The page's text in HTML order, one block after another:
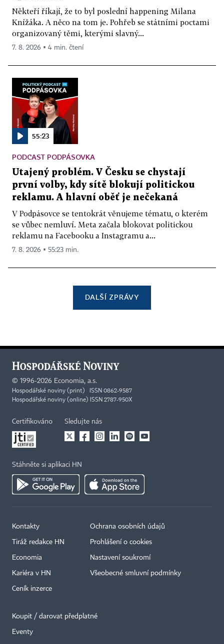
Někteří říkají, že to byl poslední happening Milana
Knížáka. A něco na tom je. Pohřeb se státními poctami
organizovaný těmi, kterými slavný...
7. 8. 2026 ▪ 4 min. čtení
55:23
PODCAST PODPÁSOVKA
Utajený problém. V Česku se chystají
první volby, kdy sítě blokují politickou
reklamu. A hlavní oběť je nečekaná
V Podpásovce se tentokrát věnujeme tématu, o kterém
se vůbec nemluví. Meta začala blokovat politickou
reklamu na Facebooku a Instagramu a...
7. 8. 2026 ▪ 55:23 min.
DALŠÍ ZPRÁVY
© 1996-2026 Economia, a.s.
Hospodářské noviny (print) ISSN 0862-9587
Hospodářské noviny (online) ISSN 2787-950X
Certifikováno Sledujte nás
Stáhněte si aplikaci HN
Kontakty
Tiráž redakce HN
Economia
Kariéra v HN
Ceník inzerce
Ochrana osobních údajů
Prohlášení o cookies
Nastavení soukromí
Všeobecné smluvní podmínky
Koupit / darovat předplatné
Eventy